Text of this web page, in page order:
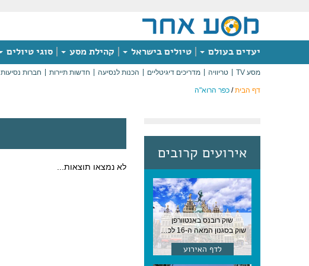
יעדים בעולם טיולים בישראל קהילת מסע סוגי טיולים
מסע TV טריוויה מדריכים דיגיטליים הכנות לנסיעה חדשות תיירות חברות נסיעות
דף הבית/ כפר הרוא"ה
אירועים קרובים
שוק רובנס באנטוורפן
שוק בסגנון המאה ה-16 לכבודו של הצייר המפורסם, בן העיר, נערך ב-15 באוגוסט באנטוורפן
לדף האירוע
לא נמצאו תוצאות...